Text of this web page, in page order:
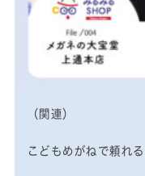
（関連）
こどもめがねで頼れる